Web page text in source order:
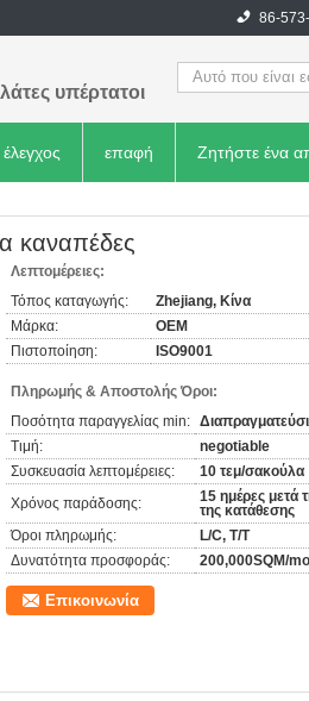
86-
υπέρτατοι
επαφή Ζητήστε ένα
καναπέδες
Λεπτομέρειες:
Τόπος καταγωγής:
Zhejiang, Κίνα
Μάρκα:
OEM
Πιστοποίηση:
ISO9001
Πληρωμής & Αποστολής Όροι:
Ποσότητα παραγγελίας min:
Τιμή:
negotiable
Συσκευασία λεπτομέρειες:
10 τεμ/σακούλα
Χρόνος παράδοσης:
15 ημέρες μετά
της κατάθεσης
Όροι πληρωμής:
L/C, T/T
Δυνατότητα προσφοράς:
200,000SQM/
Επικοινωνία